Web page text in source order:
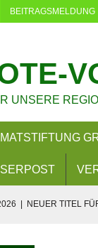
BEITRAGSMELDUNG
UNSERE
NEUER TITEL